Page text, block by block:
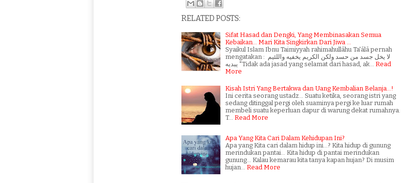
RELATED POSTS:
Sifat Hasad dan Dengki, Yang Membinasakan Semua
Kebaikan... Mari Kita Singkirkan Dari Jiwa ...
Syaikul Islam Ibnu Taimiyyah rahimahullāhu Ta'ālā pernah
mengatakan : لا يخل جسد من حسد ولكن الكريم يخفيه واللئيم
يبديه "Tidak ada jasad yang selamat dari hasad, ak…
Read
More
Kisah Istri Yang Bertakwa dan Uang Kembalian Belanja...!
Ini cerita seorang ustadz... Suatu ketika, seorang istri yang
sedang ditinggal pergi oleh suaminya pergi ke luar rumah
membeli suatu keperluan dapur di warung dekat rumahnya.
T…
Read More
Apa Yang Kita Cari Dalam Kehidupan Ini?
Apa yang Kita cari dalam hidup ini...? Kita hidup di gunung
merindukan pantai... Kita hidup di pantai merindukan
gunung... Kalau kemarau kita tanya kapan hujan? Di musim
hujan…
Read More